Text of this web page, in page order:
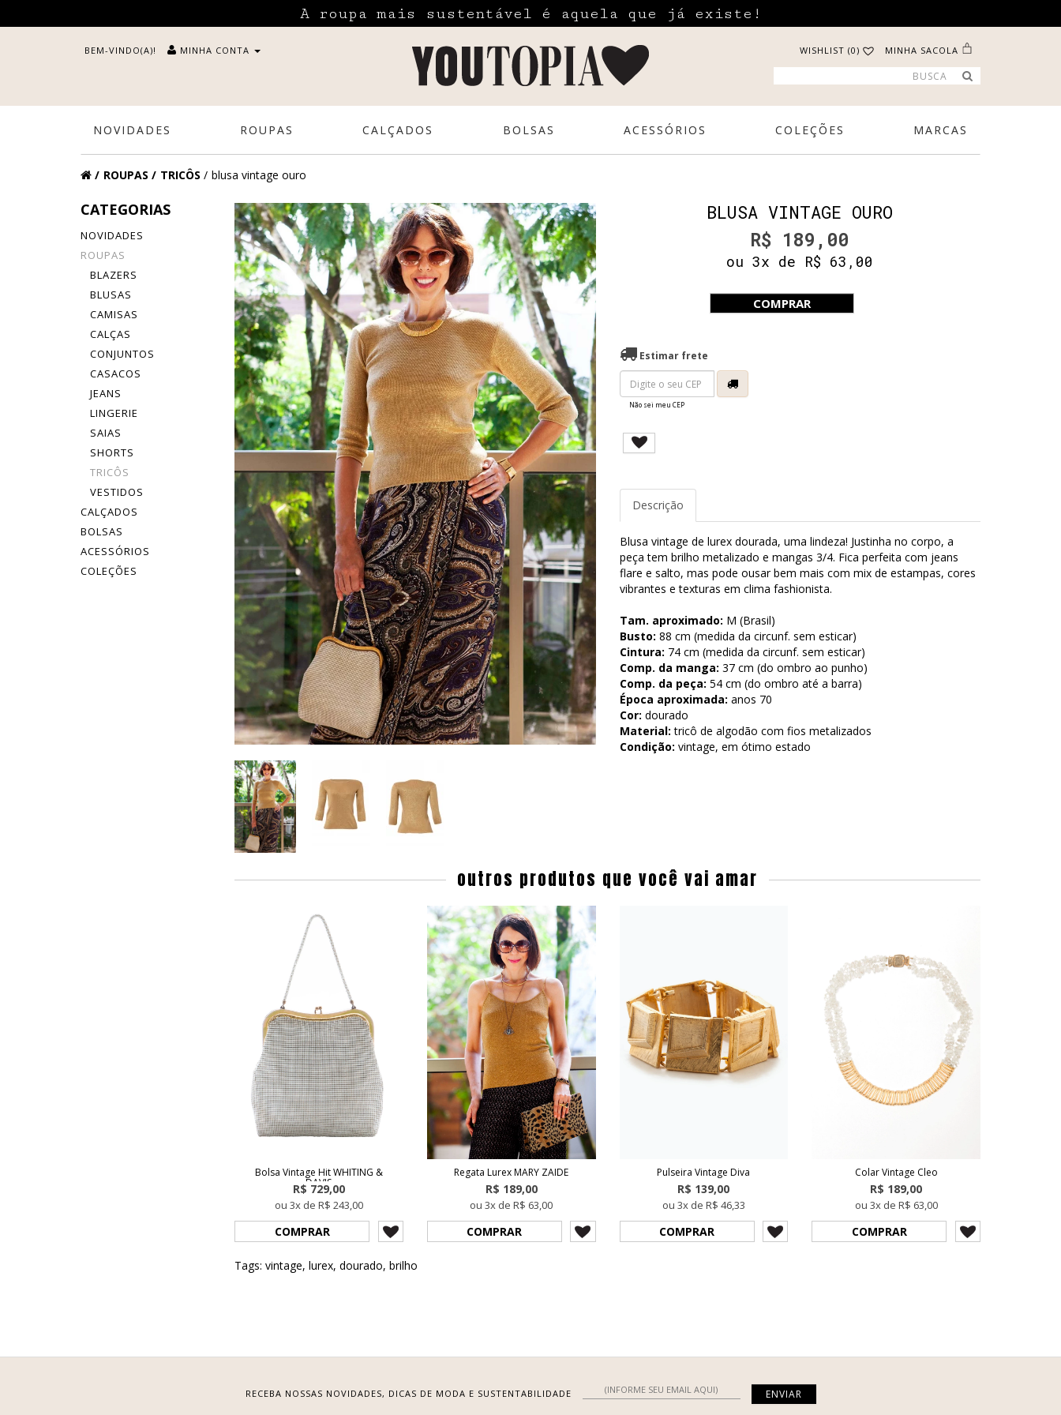
A roupa mais sustentável é aquela que já existe!
BEM-VINDO(A)! MINHA CONTA WISHLIST (0) MINHA SACOLA
NOVIDADES ROUPAS CALÇADOS BOLSAS ACESSÓRIOS COLEÇÕES MARCAS
ROUPAS TRICÔS blusa vintage ouro
CATEGORIAS
NOVIDADES
ROUPAS
BLAZERS
BLUSAS
CAMISAS
CALÇAS
CONJUNTOS
CASACOS
JEANS
LINGERIE
SAIAS
SHORTS
TRICÔS
VESTIDOS
CALÇADOS
BOLSAS
ACESSÓRIOS
COLEÇÕES
BLUSA VINTAGE OURO
R$ 189,00
ou 3x de R$ 63,00
COMPRAR
Estimar frete
Não sei meu CEP
Descrição
Blusa vintage de lurex dourada, uma lindeza! Justinha no corpo, a
peça tem brilho metalizado e mangas 3/4. Fica perfeita com jeans
flare e salto, mas pode ousar bem mais com mix de estampas, cores
vibrantes e texturas em clima fashionista.
Tam. aproximado: M (Brasil)
Busto: 88 cm (medida da circunf. sem esticar)
Cintura: 74 cm (medida da circunf. sem esticar)
Comp. da manga: 37 cm (do ombro ao punho)
Comp. da peça: 54 cm (do ombro até a barra)
Época aproximada: anos 70
Cor: dourado
Material: tricô de algodão com fios metalizados
Condição: vintage, em ótimo estado
outros produtos que você vai amar
Bolsa Vintage Hit WHITING &
DAVIS
R$ 729,00
ou 3x de R$ 243,00
COMPRAR
Regata Lurex MARY ZAIDE
R$ 189,00
ou 3x de R$ 63,00
COMPRAR
Pulseira Vintage Diva
R$ 139,00
ou 3x de R$ 46,33
COMPRAR
Colar Vintage Cleo
R$ 189,00
ou 3x de R$ 63,00
COMPRAR
Tags: vintage, lurex, dourado, brilho
RECEBA NOSSAS NOVIDADES, DICAS DE MODA E SUSTENTABILIDADE